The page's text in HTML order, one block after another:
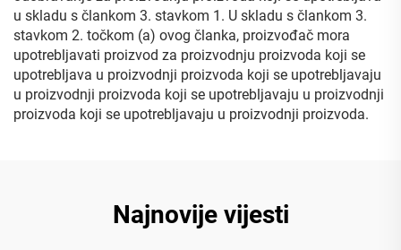
u skladu s člankom 3. stavkom 1. U skladu s člankom 3.
stavkom 2. točkom (a) ovog članka, proizvođač mora
upotrebljavati proizvod za proizvodnju proizvoda koji se
upotrebljava u proizvodnji proizvoda koji se upotrebljavaju
u proizvodnji proizvoda koji se upotrebljavaju u proizvodnji
proizvoda koji se upotrebljavaju u proizvodnji proizvoda.
Najnovije vijesti